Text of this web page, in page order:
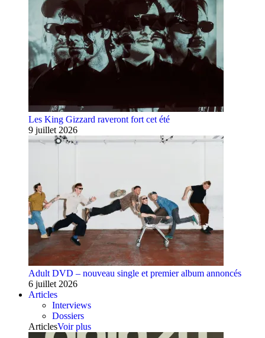
Les King Gizzard raveront fort cet été
9 juillet 2026
Adult DVD – nouveau single et premier album annoncés
6 juillet 2026
Articles
Interviews
Dossiers
ArticlesVoir plus